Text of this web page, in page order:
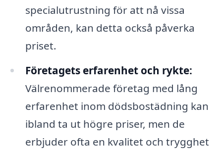
specialutrustning för att nå vissa
områden, kan detta också påverka
priset.
Företagets erfarenhet och rykte:
Välrenommerade företag med lång
erfarenhet inom dödsbostädning kan
ibland ta ut högre priser, men de
erbjuder ofta en kvalitet och trygghet